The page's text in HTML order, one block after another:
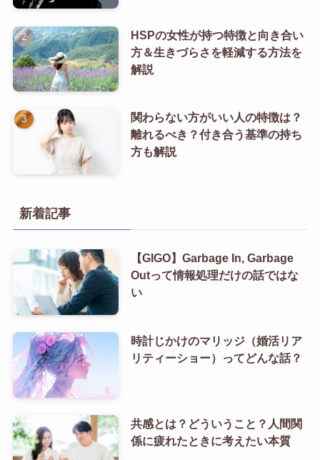
HSPの女性が持つ特徴と向き合い
方＆生きづらさを軽減する方法を
解説
関わらない方がいい人の特徴は？
離れるべき？付き合う基準の持ち
方も解説
新着記事
【GIGO】Garbage In, Garbage
Outって情報処理だけの話ではな
い
時計じかけのマリッジ（婚活リア
リティーショー）ってどんな話？
共感とは？どういうこと？人間関
係に疲れたときに考えたい本質